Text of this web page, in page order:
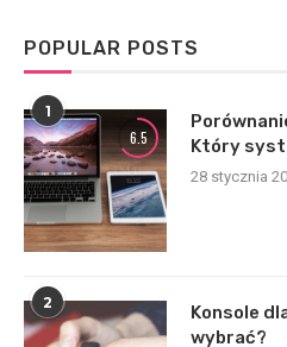
POPULAR POSTS
1
6.5
Który
28 stycznia
2
Konsole
wybrać?